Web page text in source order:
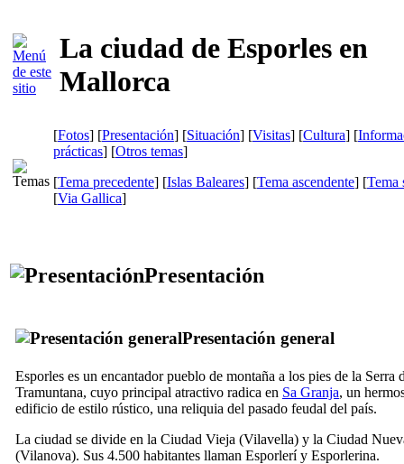
La ciudad de Esporles en
Mallorca
[Fotos] [Presentación] [Situación] [Visitas] [Cultura] [
prácticas] [Otros temas]
[Tema precedente] [Islas Baleares] [Tema ascendente] [Tema
[Via Gallica]
Presentación
Presentación general
Esporles es un encantador pueblo de montaña a los pies de la Serra
Tramuntana, cuyo principal atractivo radica en Sa Granja, un
edificio de estilo rústico, una reliquia del pasado feudal del país.
La ciudad se divide en la Ciudad Vieja (Vilavella) y la Ciudad
(Vilanova). Sus 4.500 habitantes llaman Esporleríy Esporlerina.